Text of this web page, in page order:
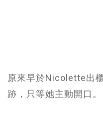
原來早於Nicolette出
跡，只等她主動開口。